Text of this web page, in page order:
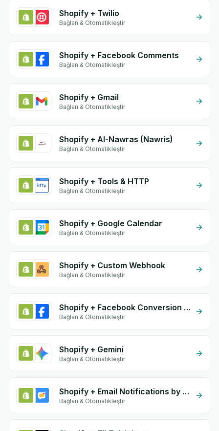
Shopify + Twilio
Bağlan & Otomatikleştir
Shopify + Facebook Comments
Bağlan & Otomatikleştir
Shopify + Gmail
Bağlan & Otomatikleştir
Shopify + Al-Nawras (Nawris)
Bağlan & Otomatikleştir
Shopify + Tools & HTTP
Bağlan & Otomatikleştir
Shopify + Google Calendar
Bağlan & Otomatikleştir
Shopify + Custom Webhook
Bağlan & Otomatikleştir
Shopify + Facebook Conversion API (CAPI)
Bağlan & Otomatikleştir
Shopify + Gemini
Bağlan & Otomatikleştir
Shopify + Email Notifications by eGrow
Bağlan & Otomatikleştir